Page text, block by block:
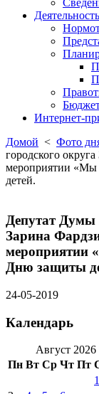
Деятельность
Интернет-
Домой < Фото
городского
мероприятии «Мы
детей.
Депутат Думы
Зарина
мероприятии
Дню защиты
24-05-2019
Календарь
Август 2026
Пн Вт Ср Чт Пт
1